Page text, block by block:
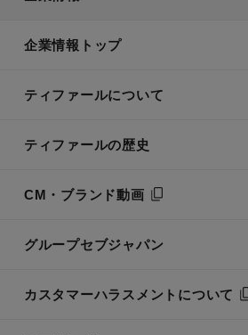
企業情報トップ
ティファールについて
ティファールの歴史
CM・ブランド動画
グループセブジャパン
カスタマーハラスメントについて